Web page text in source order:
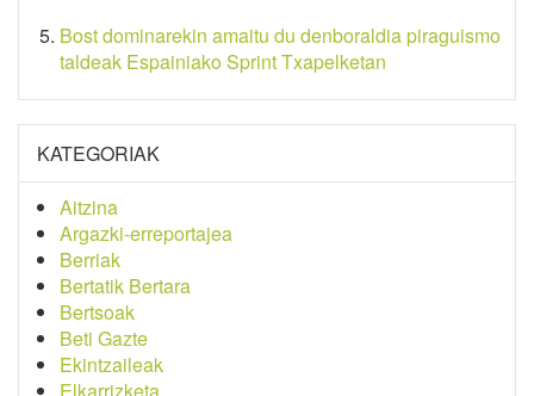
Bost dominarekin amaitu du denboraldia piraguismo
taldeak Espainiako Sprint Txapelketan
KATEGORIAK
Aitzina
Argazki-erreportajea
Berriak
Bertatik Bertara
Bertsoak
Beti Gazte
Ekintzaileak
Elkarrizketa